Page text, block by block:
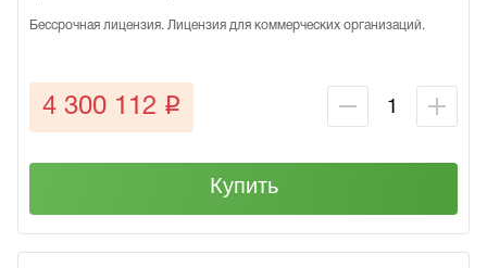
Бессрочная лицензия. Лицензия для коммерческих организаций.
4 300 112 q
Купить